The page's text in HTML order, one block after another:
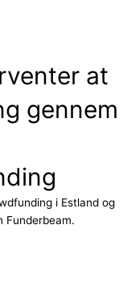
at
gennem
i Estland og
Funderbeam.